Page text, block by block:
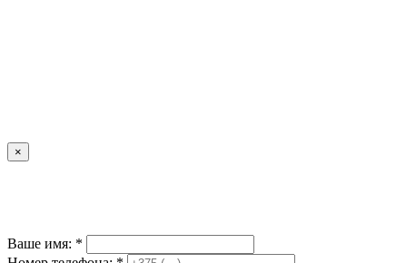
×
Ваше имя: *